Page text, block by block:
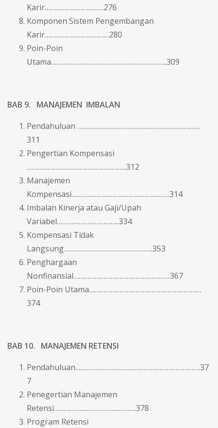
Karir……………………………276
Komponen Sistem Pengembangan
Karir………………………………280
Poin-Poin
Utama………………………………………………………..309
BAB 9. MANAJEMEN IMBALAN
Pendahuluan ……………………………………………………………
311
Pengertian Kompensasi
………………………………………………..312
Manajemen
Kompensasi……………………………………………….314
Imbalan Kinerja atau Gaji/Upah
Variabel……………………………..334
Kompensasi Tidak
Langsung…………………………………………..353
Penghargaan
Nonfinansial………………………………………………367
Poin-Poin Utama………………………………………………………
374
BAB 10. MANAJEMEN RETENSI
Pendahuluan…………………………………………………………….37
7
Penegertian Manajemen
Retensi……………………………………….378
Program Retensi